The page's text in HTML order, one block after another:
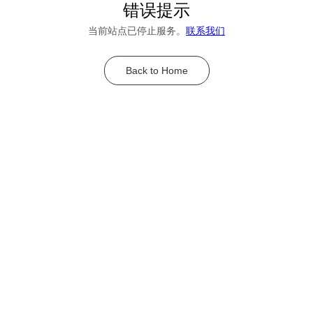
错误提示
当前站点已停止服务。 联系我们
Back to Home